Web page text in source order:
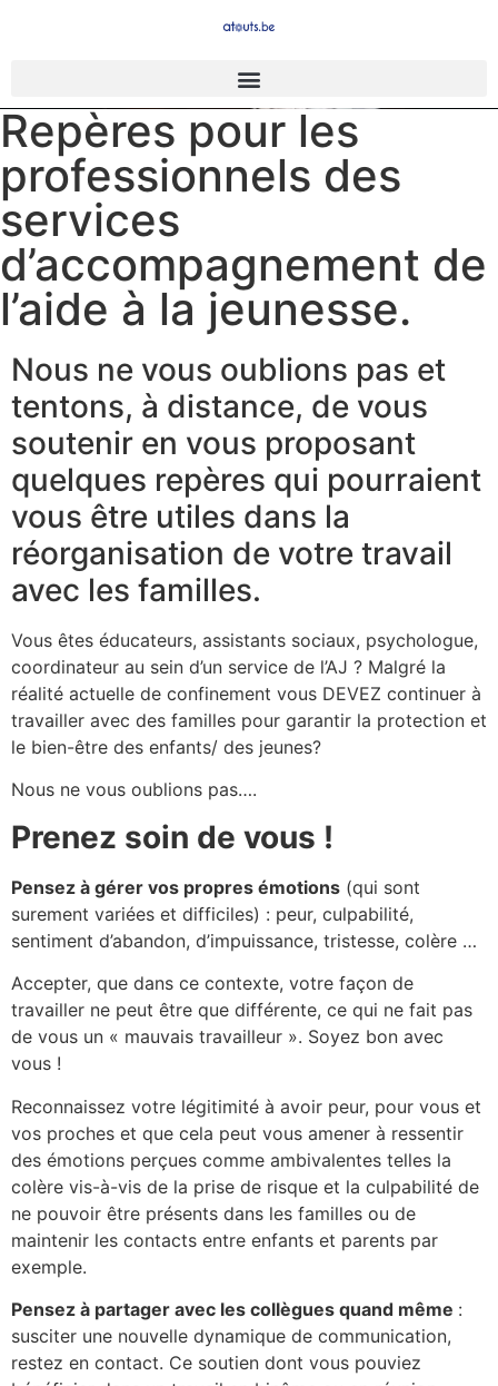
Repères pour les
professionnels des
services
d’accompagnement de
l’aide à la jeunesse.
Nous ne vous oublions pas et
tentons, à distance, de vous
soutenir en vous proposant
quelques repères qui pourraient
vous être utiles dans la
réorganisation de votre travail
avec les familles.
Vous êtes éducateurs, assistants sociaux, psychologue,
coordinateur au sein d’un service de l’AJ ? Malgré la
réalité actuelle de confinement vous DEVEZ continuer à
travailler avec des familles pour garantir la protection et
le bien-être des enfants/ des jeunes?
Nous ne vous oublions pas….
Prenez soin de vous !
Pensez à gérer vos propres émotions (qui sont
surement variées et difficiles) : peur, culpabilité,
sentiment d’abandon, d’impuissance, tristesse, colère …
Accepter, que dans ce contexte, votre façon de
travailler ne peut être que différente, ce qui ne fait pas
de vous un « mauvais travailleur ». Soyez bon avec
vous !
Reconnaissez votre légitimité à avoir peur, pour vous et
vos proches et que cela peut vous amener à ressentir
des émotions perçues comme ambivalentes telles la
colère vis-à-vis de la prise de risque et la culpabilité de
ne pouvoir être présents dans les familles ou de
maintenir les contacts entre enfants et parents par
exemple.
Pensez à partager avec les collègues quand même :
susciter une nouvelle dynamique de communication,
restez en contact. Ce soutien dont vous pouviez